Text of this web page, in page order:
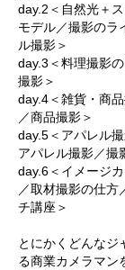
day.2＜ 自然光＋
モデル／撮影のラ
ル撮影＞
day.3＜料理撮影
撮影＞
day.4＜雑貨・商
／商品撮影＞
day.5＜アパレル
アパレル撮影／撮
day.6＜イメージ
／取材撮影の仕方
チ講座＞
とにかくどんなジ
る商業カメラマン